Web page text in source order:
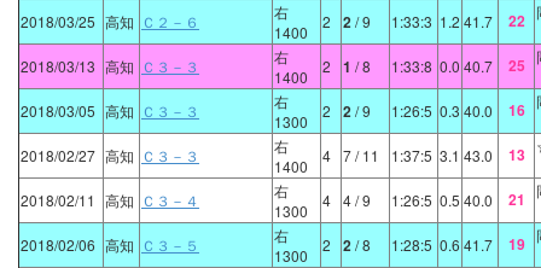
2018/03/25 高知 Ｃ２－６
右
1400
2 2/ 9 1:33:3 1.2 41.7 22
2018/03/13 高知 Ｃ３－３
右
1400
2 1 / 8 1:33:8 0.0 40.7 25
2018/03/05 高知 Ｃ３－３
右
1300
2 2/ 9 1:26:5 0.3 40.0 16
2018/02/27 高知 Ｃ３－３
右
1400
4 7/ 11 1:37:5 3.1 43.0 13
2018/02/11 高知 Ｃ３－４
右
1300
4 4/ 9 1:26:5 0.5 40.0 21
2018/02/06 高知 Ｃ３－５
右
1300
2 2/ 8 1:28:5 0.6 41.7 19